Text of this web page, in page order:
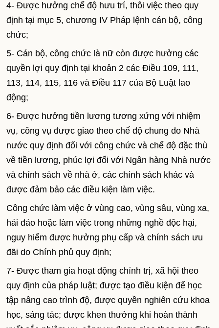
4- Được hưởng chế độ hưu trí, thôi việc theo quy
định tại mục 5, chương IV Pháp lệnh cán bộ, công
chức;
5- Cán bộ, công chức là nữ còn được hưởng các
quyền lợi quy định tại khoản 2 các Điều 109, 111,
113, 114, 115, 116 và Điều 117 của Bộ Luật lao
động;
6- Được hưởng tiền lương tương xứng với nhiệm
vụ, công vụ được giao theo chế độ chung do Nhà
nước quy định đối với công chức và chế độ đặc thù
về tiền lương, phúc lợi đối với Ngân hàng Nhà nước
và chính sách về nhà ở, các chính sách khác và
được đảm bảo các điều kiện làm việc.
Công chức làm việc ở vùng cao, vùng sâu, vùng xa,
hải đảo hoặc làm việc trong những nghề độc hại,
nguy hiểm được hưởng phụ cấp và chính sách ưu
đãi do Chính phủ quy định;
7- Được tham gia hoạt động chính trị, xã hội theo
quy định của pháp luật; được tạo điều kiện để học
tập nâng cao trình độ, được quyền nghiên cứu khoa
học, sáng tác; được khen thưởng khi hoàn thành